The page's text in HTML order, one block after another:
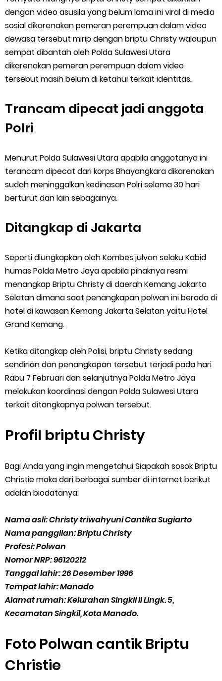
dengan video asusila yang belum lama ini viral di media
sosial dikarenakan pemeran perempuan dalam video
dewasa tersebut mirip dengan briptu Christy walaupun
sempat dibantah oleh Polda Sulawesi Utara
dikarenakan pemeran perempuan dalam video
tersebut masih belum di ketahui terkait identitas.
Trancam dipecat jadi anggota
Polri
Menurut Polda Sulawesi Utara apabila anggotanya ini
terancam dipecat dari korps Bhayangkara dikarenakan
sudah meninggalkan kedinasan Polri selama 30 hari
berturut dan lain sebagainya.
Ditangkap di Jakarta
Seperti diungkapkan oleh Kombes julvan selaku Kabid
humas Polda Metro Jaya apabila pihaknya resmi
menangkap Briptu Christy di daerah Kemang Jakarta
Selatan dimana saat penangkapan polwan ini berada di
hotel di kawasan Kemang Jakarta Selatan yaitu Hotel
Grand Kemang.
Ketika ditangkap oleh Polisi, briptu Christy sedang
sendirian dan penangkapan tersebut terjadi pada hari
Rabu 7 Februari dan selanjutnya Polda Metro Jaya
melakukan koordinasi dengan Polda Sulawesi Utara
terkait ditangkapnya polwan tersebut.
Profil briptu Christy
Bagi Anda yang ingin mengetahui Siapakah sosok Briptu
Christie maka dari berbagai sumber di internet berikut
adalah biodatanya:
Nama asli: Christy triwahyuni Cantika Sugiarto
Nama panggilan: Briptu Christy
Profesi: Polwan
Nomor NRP: 96120212
Tanggal lahir: 26 Desember 1996
Tempat lahir: Manado
Alamat rumah: Kelurahan Singkil II Lingk. 5,
Kecamatan Singkil, Kota Manado.
Foto Polwan cantik Briptu
Christie